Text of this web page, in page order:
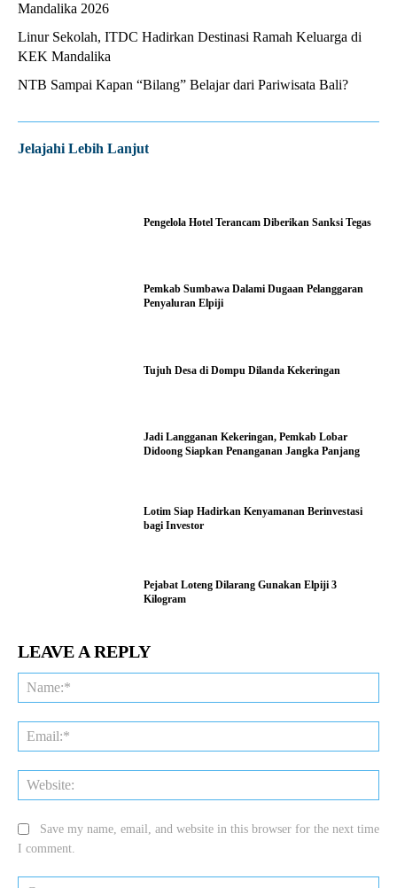
Mandalika 2026
Linur Sekolah, ITDC Hadirkan Destinasi Ramah Keluarga di
KEK Mandalika
NTB Sampai Kapan “Bilang” Belajar dari Pariwisata Bali?
Jelajahi Lebih Lanjut
Pengelola Hotel Terancam Diberikan Sanksi Tegas
Pemkab Sumbawa Dalami Dugaan Pelanggaran
Penyaluran Elpiji
Tujuh Desa di Dompu Dilanda Kekeringan
Jadi Langganan Kekeringan, Pemkab Lobar
Didoong Siapkan Penanganan Jangka Panjang
Lotim Siap Hadirkan Kenyamanan Berinvestasi
bagi Investor
Pejabat Loteng Dilarang Gunakan Elpiji 3
Kilogram
LEAVE A REPLY
Save my name, email, and website in this browser for the next time
I comment.